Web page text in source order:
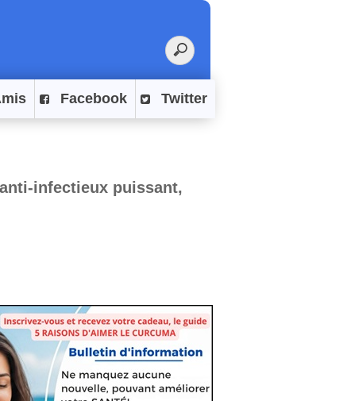
Facebook Twitter
infectieux puissant,